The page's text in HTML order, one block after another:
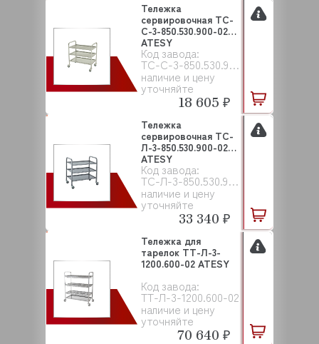
Код завода:
ТС-С-3-850.530.900-02
наличие и цену
уточняйте
Тележка
сервировочная ТС-
С-3-850.530.900-02
ATESY
18 605 ₽
Код завода:
ТС-Л-3-850.530.900-02
наличие и цену
уточняйте
Тележка
сервировочная ТС-
Л-3-850.530.900-02
ATESY
33 340 ₽
Код завода:
ТТ-Л-3-1200.600-02
наличие и цену
уточняйте
Тележка для
тарелок ТТ-Л-3-
1200.600-02 ATESY
70 640 ₽